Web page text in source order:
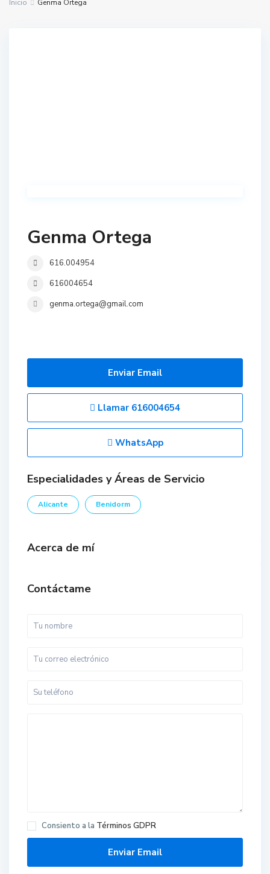
Inicio Genma Ortega
Genma Ortega
616.004954
616004654
genma.ortega@gmail.com
Enviar Email
Llamar 616004654
WhatsApp
Especialidades y Áreas de Servicio
Alicante Benidorm
Acerca de mí
Contáctame
Consiento a la Términos GDPR